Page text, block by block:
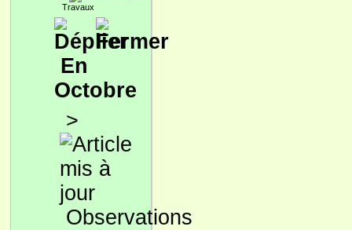
Travaux
En
Octobre
>
Observations